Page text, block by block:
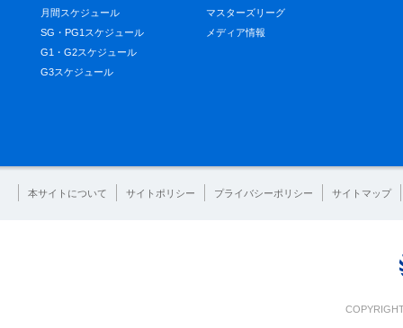
月間スケジュール
SG・PG1スケジュール
G1・G2スケジュール
G3スケジュール
マスターズリーグ
メディア情報
本サイトについて サイトポリシー プライバシーポリシー サイトマップ